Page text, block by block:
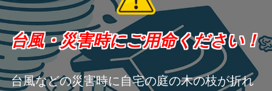
台風・災害時にご用命ください！
台風などの災害時に自宅の庭の木の枝が折れ